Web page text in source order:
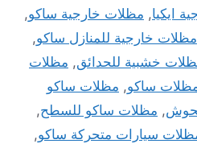
ايكيا, مظلات خارجية ساكو,
مظلات خارجية للمنازل ساكو,
خشبية للحدائق, مظلات
ساكو, مظلات ساكو
, مظلات ساكو للسطح,
سيارات متحركة ساكو,